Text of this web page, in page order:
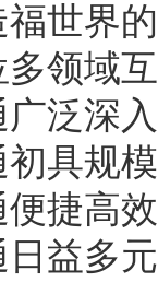
福世界
领域
广泛深入
初具规模
便捷高效
日益多元